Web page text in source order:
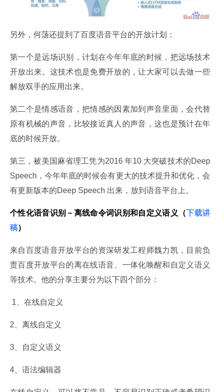
另外，何荡还提到了百度语音平台的开放计划：
第一个是远场识别，计划在今年年底的时候，把远场技术
开放出来。这技术也是免费开放的，让大家可以去做一些
解放双手的应用出来。
第二个是情感语音，把情感的因素加到声音里面，会代替
原有机械的声音，比较接近真人的声音，这也是预计在年
底的时候开放。
第三，被美国麻省理工凭为2016 年10 大突破技术的Deep
Speech，今年年底的时候会有更大的技术提升和优化，会
有更新版本的Deep Speech 出来，放到语音平台上。
个性化语音识别－离线命令词识别和自定义语义（下载讲
稿）
来自百度语音开放平台的资深研发工程师魏力凯，目前负
责百度开放平台的离在线语音、一体化唤醒和自定义语义
等技术。他的分享主要分为以下四个部分：
1、在线自定义
2、离线自定义
3、自定义语义
4、语法编辑器